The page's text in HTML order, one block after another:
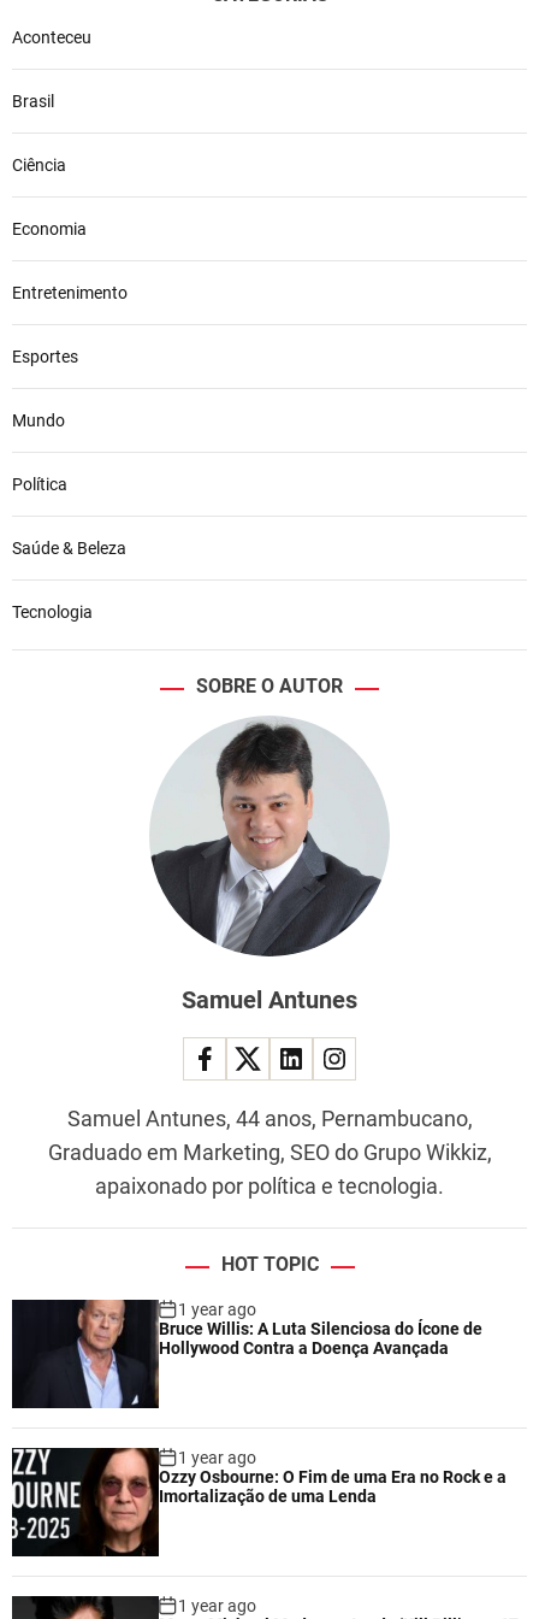
Aconteceu
Brasil
Ciência
Economia
Entretenimento
Esportes
Mundo
Política
Saúde & Beleza
Tecnologia
SOBRE O AUTOR
Samuel Antunes
Samuel Antunes, 44 anos, Pernambucano,
Graduado em Marketing, SEO do Grupo Wikkiz,
apaixonado por política e tecnologia.
HOT TOPIC
1 year ago
Bruce Willis: A Luta Silenciosa do Ícone de
Hollywood Contra a Doença Avançada
1 year ago
Ozzy Osbourne: O Fim de uma Era no Rock e a
Imortalização de uma Lenda
1 year ago